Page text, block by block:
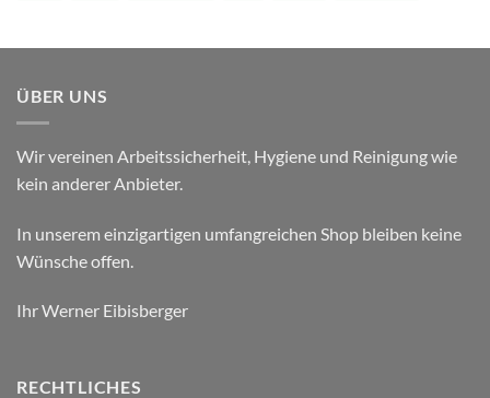
ÜBER UNS
Wir vereinen Arbeitssicherheit, Hygiene und Reinigung wie
kein anderer Anbieter.
In unserem einzigartigen umfangreichen Shop bleiben keine
Wünsche offen.
Ihr Werner Eibisberger
RECHTLICHES